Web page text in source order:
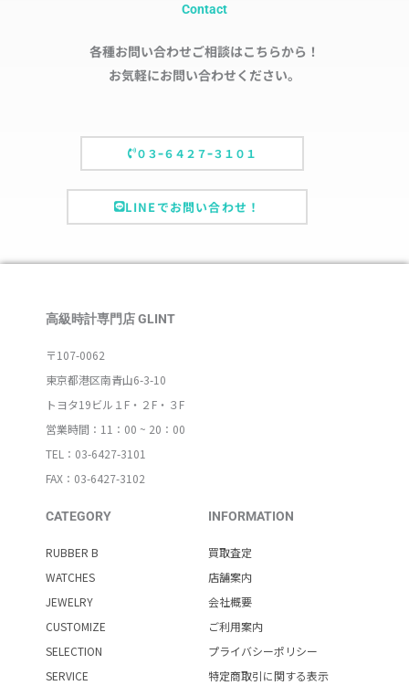
Contact
各種お問い合わせご相談はこちらから！
お気軽にお問い合わせください。
０３ｰ６４２７ｰ３１０１
LINEでお問い合わせ！
高級時計専門店 GLINT
〒107-0062
東京都港区南青山6-3-10
トヨタ19ビル１F・２F・３F
営業時間：11：00 ~ 20：00
TEL：03-6427-3101
FAX：03-6427-3102
CATEGORY
RUBBER B
WATCHES
JEWELRY
CUSTOMIZE
SELECTION
SERVICE
INFORMATION
買取査定
店舗案内
会社概要
ご利用案内
プライバシーポリシー
特定商取引に関する表示